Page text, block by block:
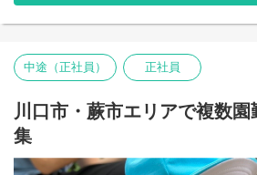
保育時間：月～金曜日 7:30～19:30 / 土
・開園準備…登園前の園内清掃、整備
・登園…保護者と子どもたちをお迎え
・お昼寝…ねかしつけ、見守り
・降園…お迎えにきた保護者の方へのご対
で行いま
中途（正社員） 正社員
川口市・蕨市エリアで複数
集